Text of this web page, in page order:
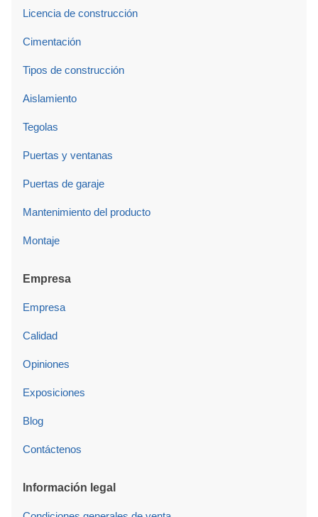
Licencia de construcción
Cimentación
Tipos de construcción
Aislamiento
Tegolas
Puertas y ventanas
Puertas de garaje
Mantenimiento del producto
Montaje
Empresa
Empresa
Calidad
Opiniones
Exposiciones
Blog
Contáctenos
Información legal